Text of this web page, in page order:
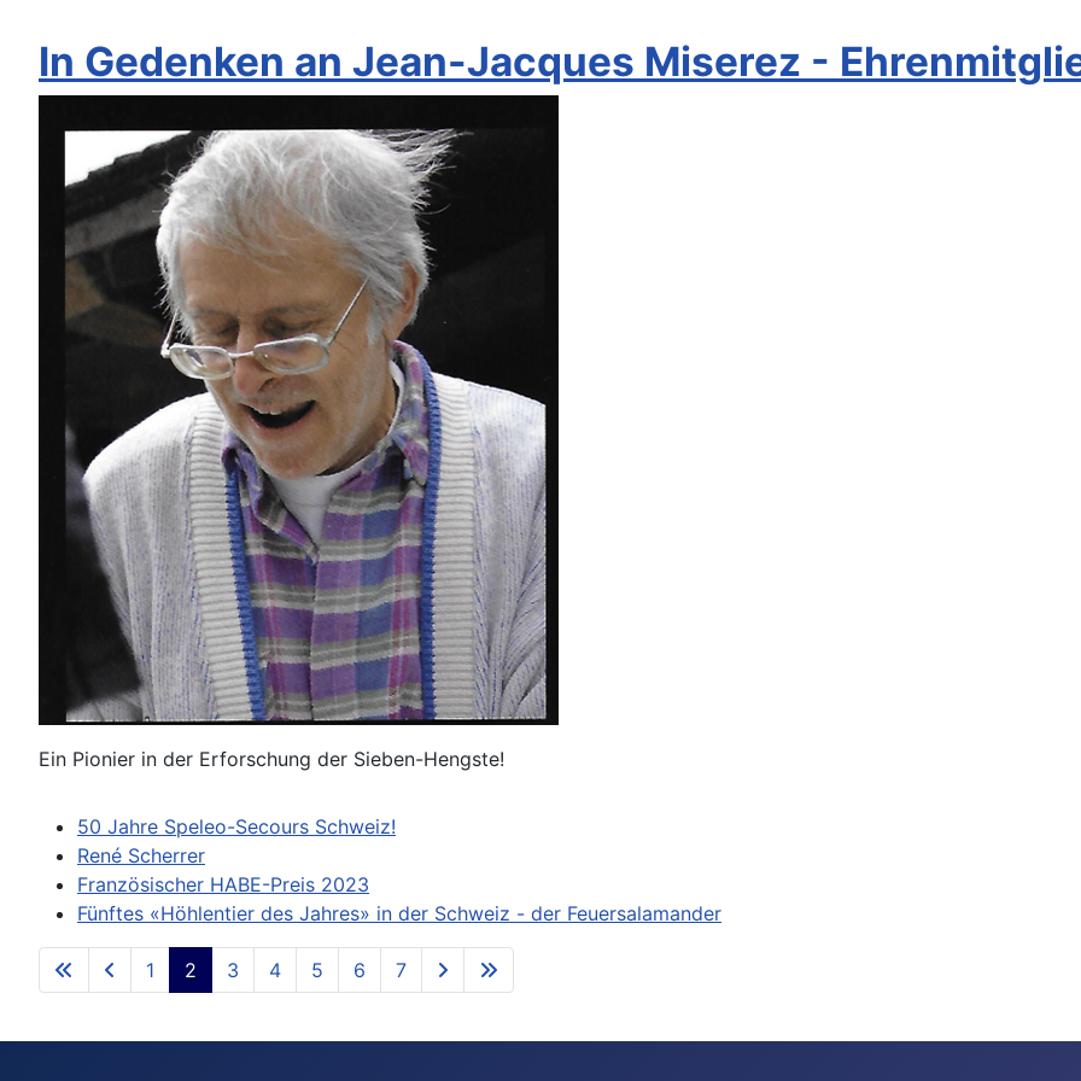
In Gedenken an Jean-Jacques Miserez -
Ein Pionier in der Erforschung der Sieben-Hengste!
50 Jahre Speleo-Secours Schweiz!
René Scherrer
Französischer HABE-Preis 2023
Fünftes «Höhlentier des Jahres» in der Schweiz - der Feuersalamander
1 2 3 4 5 6 7